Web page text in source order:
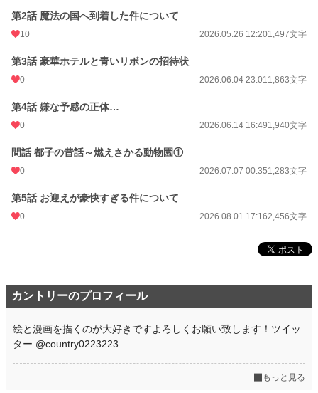
第2話 魔法の国へ到着した件について
10 2026.05.26 12:201,497文字
第3話 豪華ホテルと青いリボンの招待状
0 2026.06.04 23:011,863文字
第4話 嫌な予感の正体…
0 2026.06.14 16:491,940文字
間話 都子の昔話～燃えさかる動物園①
0 2026.07.07 00:351,283文字
第5話 お迎えが豪快すぎる件について
0 2026.08.01 17:162,456文字
カントリーのプロフィール
絵と漫画を描くのが大好きですよろしくお願い致します！ツイッ
ター @country0223223
もっと見る